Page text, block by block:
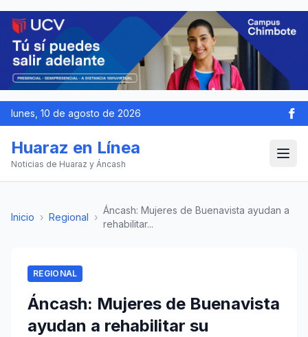
lunes, 10 de agosto de 2026
Huaraz en Línea
Noticias de Huaraz y Áncash
Inicio › Regional ›
Áncash: Mujeres de Buenavista ayudan a
rehabilitar...
REGIONAL
Áncash: Mujeres de Buenavista
ayudan a rehabilitar su